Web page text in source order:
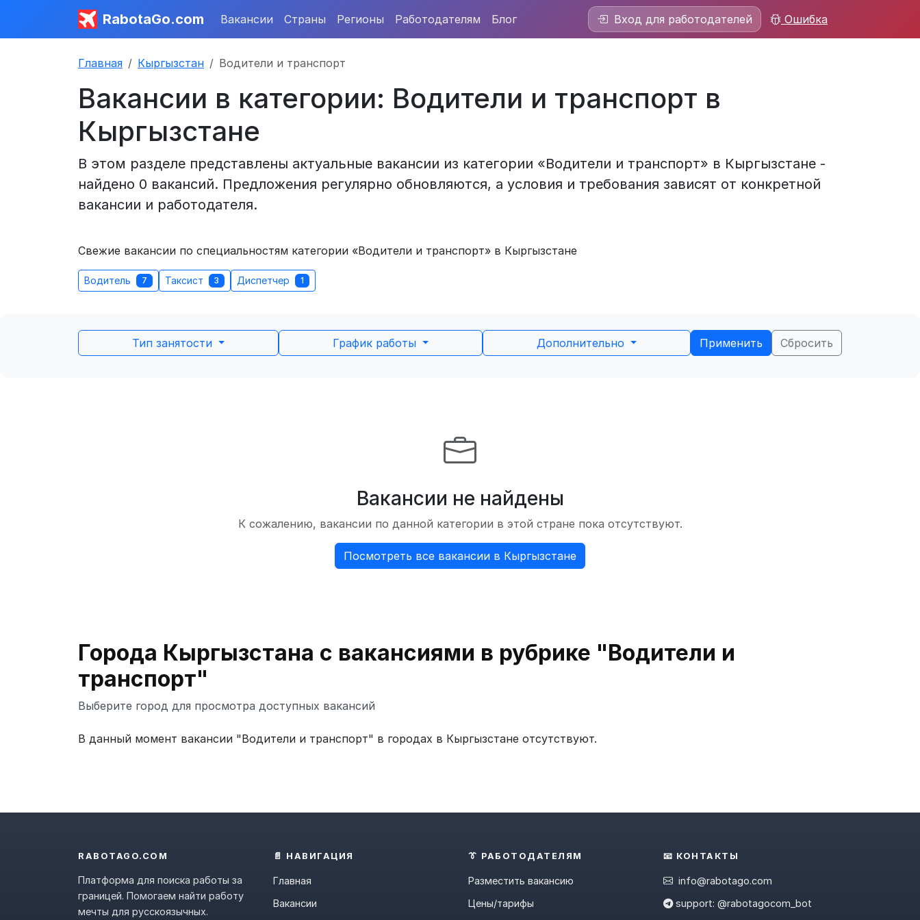
RabotaGo.com Вакансии Страны Регионы Работодателям Блог Вход для работодателей Ошибка
Главная Кыргызстан Водители и транспорт
Вакансии в категории: Водители и транспорт в
Кыргызстане
В этом разделе представлены актуальные вакансии из категории «Водители и транспорт» в Кыргызстане -
найдено 0 вакансий. Предложения регулярно обновляются, а условия и требования зависят от конкретной
вакансии и работодателя.
Свежие вакансии по специальностям категории «Водители и транспорт» в Кыргызстане
Водитель 7 Таксист 3 Диспетчер 1
Тип занятости График работы Дополнительно Применить Сбросить
Вакансии не найдены
К сожалению, вакансии по данной категории в этой стране пока отсутствуют.
Посмотреть все вакансии в Кыргызстане
Города Кыргызстана с вакансиями в рубрике "Водители и
транспорт"
Выберите город для просмотра доступных вакансий
В данный момент вакансии "Водители и транспорт" в городах в Кыргызстане отсутствуют.
RABOTAGO.COM
Платформа для поиска работы за
границей. Помогаем найти работу
мечты для русскоязычных.
📄 НАВИГАЦИЯ
Главная
Вакансии
👔 РАБОТОДАТЕЛЯМ
Разместить вакансию
Цены/тарифы
📧 КОНТАКТЫ
info@rabotago.com
support: @rabotagocom_bot